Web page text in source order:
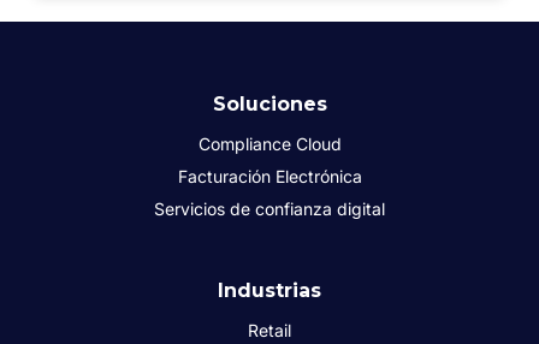
Soluciones
Compliance Cloud
Facturación Electrónica
Servicios de confianza digital
Industrias
Retail